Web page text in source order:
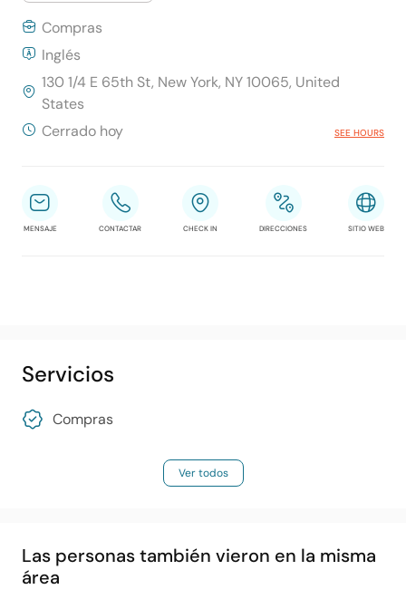
Compras
Inglés
130 1/4 E 65th St, New York, NY 10065, United
States
Cerrado hoy
SEE HOURS
MENSAJE CONTACTAR CHECK IN DIRECCIONES SITIO WEB
Servicios
Compras
Ver todos
Las personas también vieron en la misma
área